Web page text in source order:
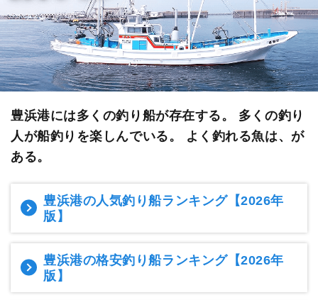
豊浜港には多くの釣り船が存在する。 多くの釣り
人が船釣りを楽しんでいる。
よく釣れる魚は、が
ある。
豊浜港の人気釣り船ランキング【2026年
版】
豊浜港の格安釣り船ランキング【2026年
版】